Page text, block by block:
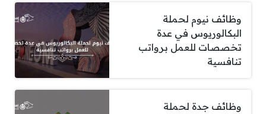
وظائف نيوم لحملة
البكالوريوس في عدة
تخصصات للعمل برواتب
تنافسية
وظائف جدة لحملة